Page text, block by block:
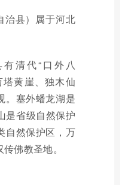
治县）属于河北
清代“口外八
黄崖、独木仙
。塞外蟠龙湖是
是省级自然保护
自然保护区，万
佛教圣地。